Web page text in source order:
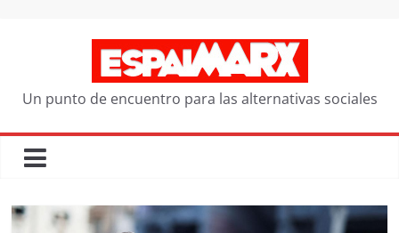
Un punto de encuentro para las alternativas sociales